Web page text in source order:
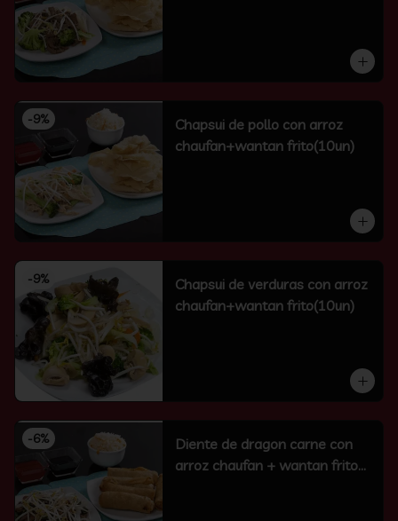
-9%
Chapsui de pollo con arroz
chaufan+wantan frito(10un)
-9%
Chapsui de verduras con arroz
chaufan+wantan frito(10un)
-6%
Diente de dragon carne con
arroz chaufan + wantan frito